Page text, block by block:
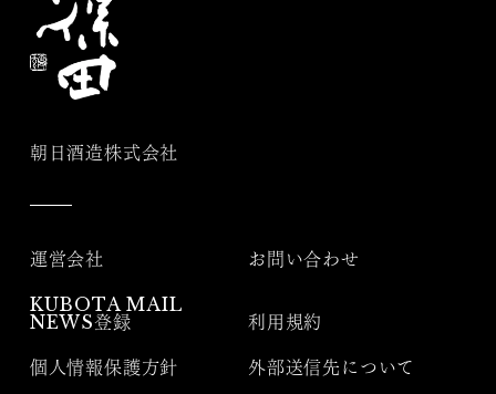
朝日酒造株式会社
運営会社 お問い合わせ
KUBOTA MAIL
NEWS登録
利用規約
個人情報保護方針 外部送信先について